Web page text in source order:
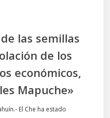
las semillas
de los
económicos,
Mapuche»
El Che ha estado